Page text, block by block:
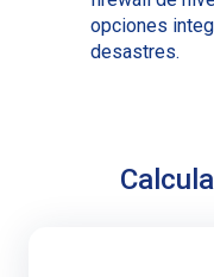
opciones
desastres.